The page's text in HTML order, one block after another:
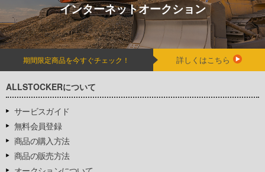
インターネットオークション
期間限定商品を今すぐチェック！ 詳しくはこちら
ALLSTOCKERについて
サービスガイド
無料会員登録
商品の購入方法
商品の販売方法